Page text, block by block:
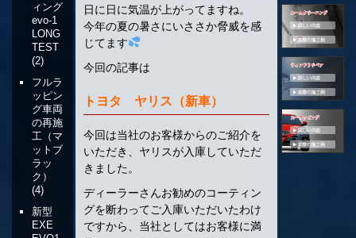
日に日に気温が上がってますね。
今年の夏の暑さにいささか脅威を感
じてます
今回の記事は
トヨタ ヤリス（新車）
今回は当社のお客様からのご紹介を
いただき、ヤリスが入庫していただ
きました。
ディーラーさんお勧めのコーティン
グを断わってご入庫いただいたわけ
ですから、当社としてはお客様に満
ィング
evo-1
LONG
TEST
(2)
フルラ
ッピン
グ車両
の再施
工（マ
ットブ
ラッ
ク）
(4)
新型
EXE